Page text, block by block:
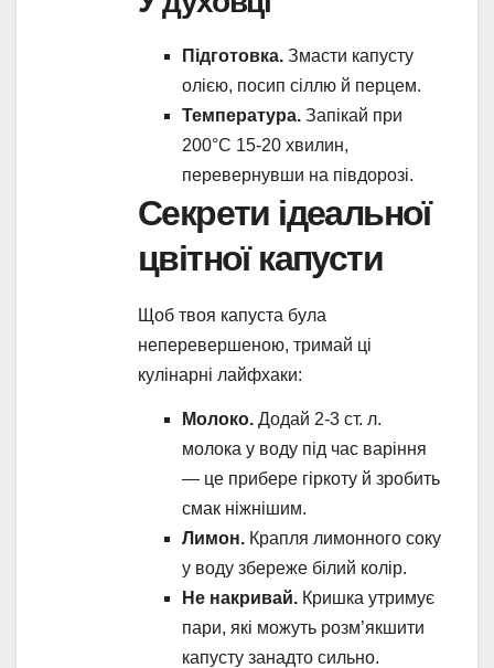
Підготовка. Змасти капусту
олією, посип сіллю й перцем.
Температура. Запікай при
200°C 15-20 хвилин,
перевернувши на півдорозі.
Секрети ідеальної
цвітної капусти
Щоб твоя капуста була
неперевершеною, тримай ці
кулінарні лайфхаки:
Молоко. Додай 2-3 ст. л.
молока у воду під час варіння
— це прибере гіркоту й зробить
смак ніжнішим.
Лимон. Крапля лимонного соку
у воду збереже білий колір.
Не накривай. Кришка утримує
пари, які можуть розм’якшити
капусту занадто сильно.